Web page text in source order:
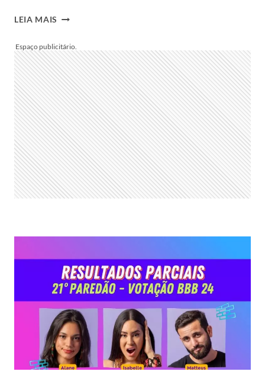
LEIA MAIS PORCENTAGEM
UOL
ATUALIZADA:
PARCIAL
DA
ENQUETE
MOSTRA
COMO
ESTÁ
A
VOTAÇÃO
DE
QUEM